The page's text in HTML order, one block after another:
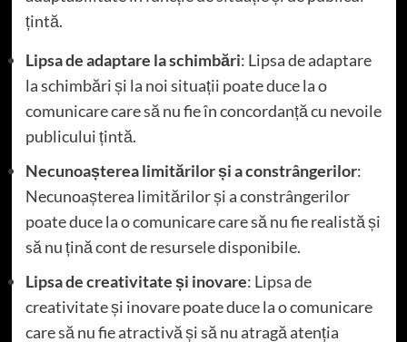
țintă.
Lipsa de adaptare la schimbări: Lipsa de adaptare
la schimbări și la noi situații poate duce la o
comunicare care să nu fie în concordanță cu nevoile
publicului țintă.
Necunoașterea limitărilor și a constrângerilor:
Necunoașterea limitărilor și a constrângerilor
poate duce la o comunicare care să nu fie realistă și
să nu țină cont de resursele disponibile.
Lipsa de creativitate și inovare: Lipsa de
creativitate și inovare poate duce la o comunicare
care să nu fie atractivă și să nu atragă atenția